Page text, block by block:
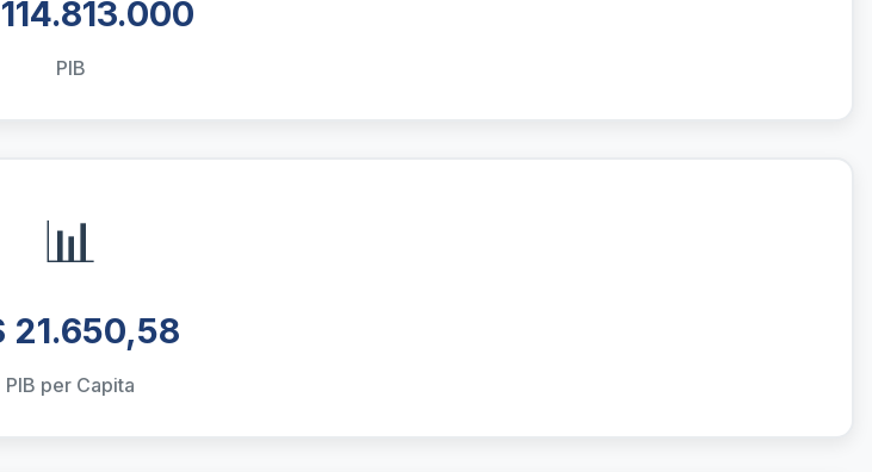
PIB
📊
21.650,58
PIB per Capita